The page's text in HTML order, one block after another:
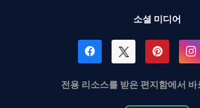
소셜 미디어
전용 리소스를 받은 편지함에서